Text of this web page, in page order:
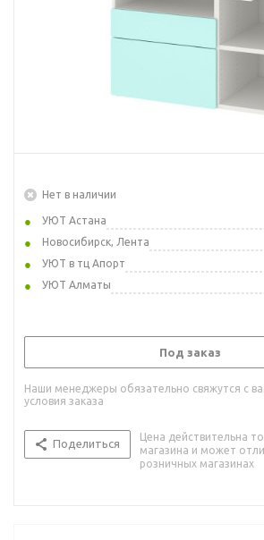
Нет в наличии
УЮТ Астана
Новосибирск, Лента
УЮТ в тц Апорт
УЮТ Алматы
Под заказ
Наши менеджеры обязательно свяжутся с
условия заказа
Поделиться
Цена действительна
магазина и может
розничных магазинах